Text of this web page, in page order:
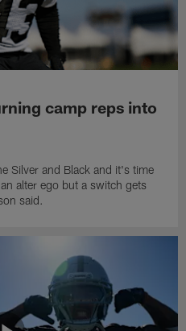
camp reps into
Silver and Black and it's time
alter ego but a switch gets
said.